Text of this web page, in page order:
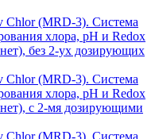
Chlor (MRD-3). Система
хлора, pH и Redox
без 2-ух дозирующих
Chlor (MRD-3). Система
хлора, pH и Redox
с 2-мя дозирующими
Chlor (MRD-3). Система